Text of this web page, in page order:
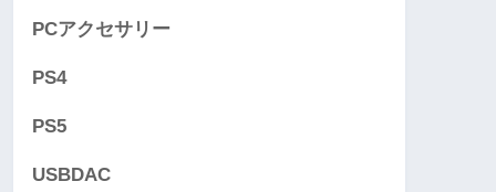
PCアクセサリー
PS4
PS5
USBDAC